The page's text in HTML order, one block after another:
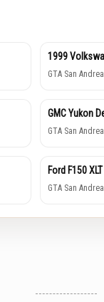
1999
GTA San
GMC Yukon
GTA San
Ford F150 XLT
GTA San